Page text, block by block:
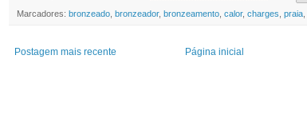
Marcadores: bronzeado, bronzeador, bronzeamento, calor, charges praia,
Postagem mais recente Página inicial